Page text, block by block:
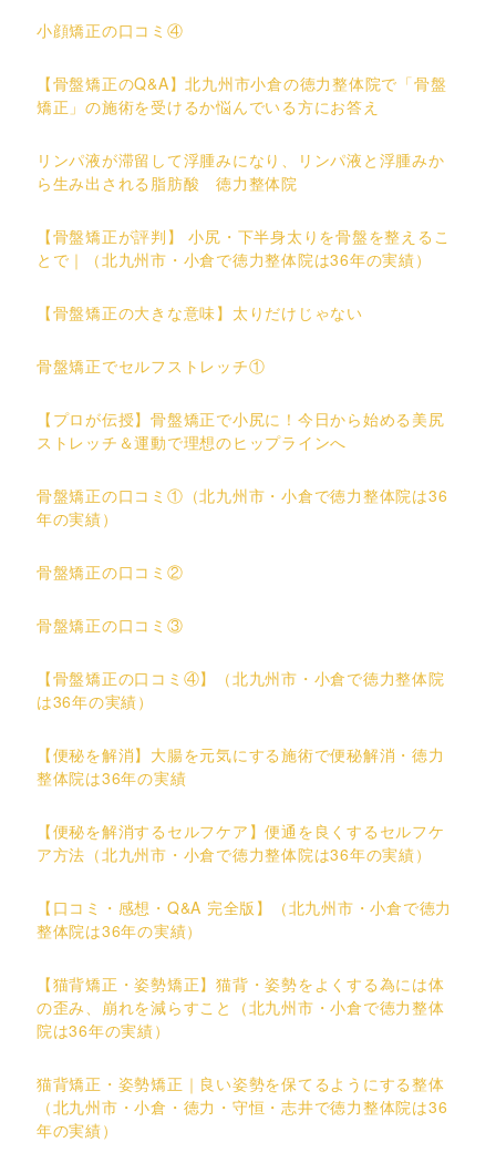
小顔矯正の口コミ④
【骨盤矯正のQ&A】北九州市小倉の徳力整体院で「骨盤
矯正」の施術を受けるか悩んでいる方にお答え
リンパ液が滞留して浮腫みになり、リンパ液と浮腫みか
ら生み出される脂肪酸 徳力整体院
【骨盤矯正が評判】 小尻・下半身太りを骨盤を整えるこ
とで｜（北九州市・小倉で徳力整体院は36年の実績）
【骨盤矯正の大きな意味】太りだけじゃない
骨盤矯正でセルフストレッチ①
【プロが伝授】骨盤矯正で小尻に！今日から始める美尻
ストレッチ＆運動で理想のヒップラインへ
骨盤矯正の口コミ①（北九州市・小倉で徳力整体院は36
年の実績）
骨盤矯正の口コミ②
骨盤矯正の口コミ③
【骨盤矯正の口コミ④】（北九州市・小倉で徳力整体院
は36年の実績）
【便秘を解消】大腸を元気にする施術で便秘解消・徳力
整体院は36年の実績
【便秘を解消するセルフケア】便通を良くするセルフケ
ア方法（北九州市・小倉で徳力整体院は36年の実績）
【口コミ・感想・Q&A 完全版】（北九州市・小倉で徳力
整体院は36年の実績）
【猫背矯正・姿勢矯正】猫背・姿勢をよくする為には体
の歪み、崩れを減らすこと（北九州市・小倉で徳力整体
院は36年の実績）
猫背矯正・姿勢矯正｜良い姿勢を保てるようにする整体
（北九州市・小倉・徳力・守恒・志井で徳力整体院は36
年の実績）